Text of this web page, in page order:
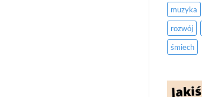
muzyka
rozwój
śmiech